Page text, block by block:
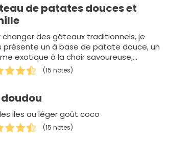
de patates douces et
changer des gâteaux traditionnels, je
présente un à base de patate douce, un
exotique à la chair savoureuse,
et farineuse. Ce gâteau fut un…
(15 notes)
doudou
iles au léger goût coco
(15 notes)